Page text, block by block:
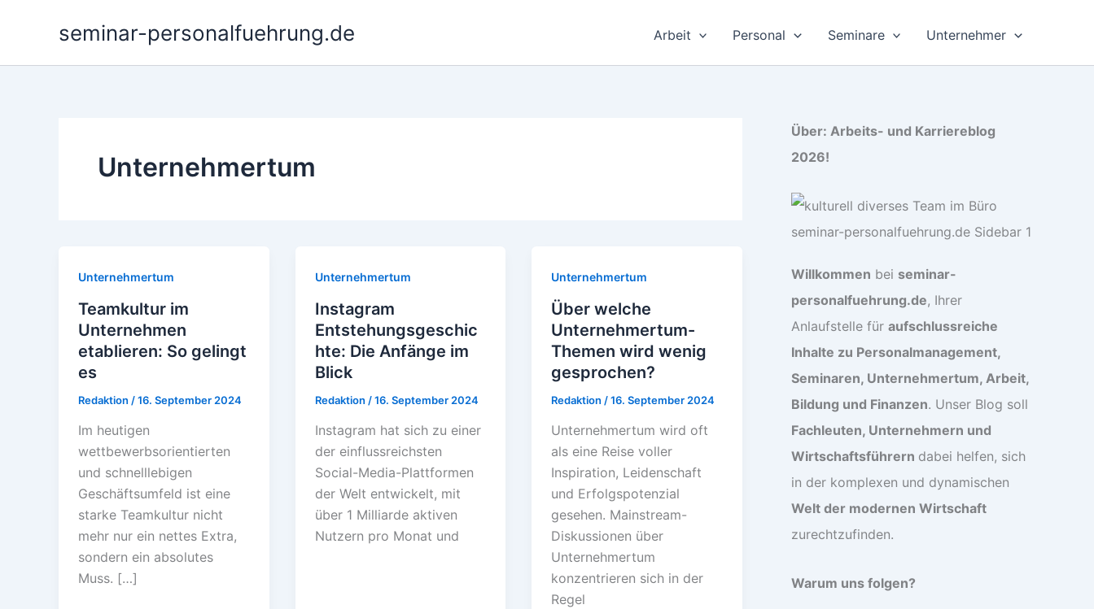
seminar-personalfuehrung.de Arbeit Personal Seminare Unternehmer
Unternehmertum
Unternehmertum
Teamkultur im
Unternehmen
etablieren: So gelingt
es
Redaktion /16. September 2024
Im heutigen
wettbewerbsorientierten
und schnelllebigen
Geschäftsumfeld ist eine
starke Teamkultur nicht
mehr nur ein nettes Extra,
sondern ein absolutes
Muss. […]
Unternehmertum
Instagram
Entstehungsgeschic
hte: Die Anfänge im
Blick
Redaktion /16. September 2024
Instagram hat sich zu einer
der einflussreichsten
Social-Media-Plattformen
der Welt entwickelt, mit
über 1 Milliarde aktiven
Nutzern pro Monat und
Unternehmertum
Über welche
Unternehmertum-
Themen wird wenig
gesprochen?
Redaktion /16. September 2024
Unternehmertum wird oft
als eine Reise voller
Inspiration, Leidenschaft
und Erfolgspotenzial
gesehen. Mainstream-
Diskussionen über
Unternehmertum
konzentrieren sich in der
Regel
Über: Arbeits- und Karriereblog
2026!
Willkommen bei seminar-
personalfuehrung.de, Ihrer
Anlaufstelle für aufschlussreiche
Inhalte zu Personalmanagement,
Seminaren, Unternehmertum, Arbeit,
Bildung und Finanzen. Unser Blog soll
Fachleuten, Unternehmern und
Wirtschaftsführern dabei helfen, sich
in der komplexen und dynamischen
Welt der modernen Wirtschaft
zurechtzufinden.
Warum uns folgen?